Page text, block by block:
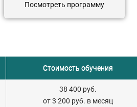
Посмотреть программу
Стоимость обучения
38 400 руб.
от 3 200 руб. в месяц